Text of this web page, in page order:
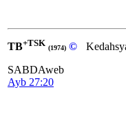
TB+TSK (1974) ©
SABDAweb
Ayb 27:20